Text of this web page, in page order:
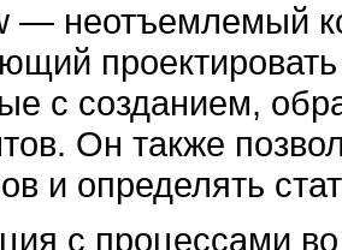
— неотъемлемый
с созданием,
Он также
и определять
с процессами